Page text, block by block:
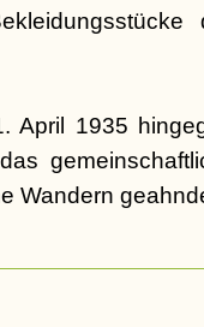
April 1935
Wandern